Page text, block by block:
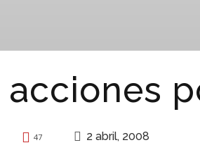
47 2 abril, 2008